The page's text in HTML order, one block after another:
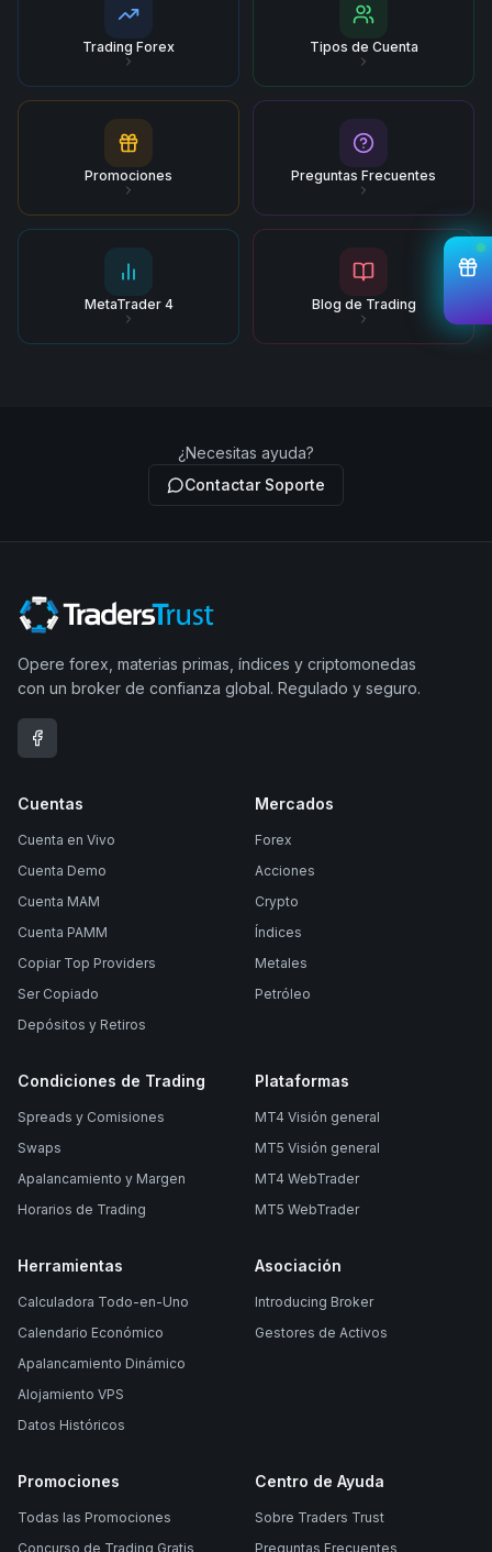
Trading Forex Tipos de Cuenta
Promociones Preguntas Frecuentes
MetaTrader 4 Blog de Trading
¿Necesitas ayuda?
Contactar Soporte
Opere forex, materias primas, índices y criptomonedas
con un broker de confianza global. Regulado y seguro.
Cuentas
Cuenta en Vivo
Cuenta Demo
Cuenta MAM
Cuenta PAMM
Copiar Top Providers
Ser Copiado
Depósitos y Retiros
Mercados
Forex
Acciones
Crypto
Índices
Metales
Petróleo
Condiciones de Trading
Spreads y Comisiones
Swaps
Apalancamiento y Margen
Horarios de Trading
Plataformas
MT4 Visión general
MT5 Visión general
MT4 WebTrader
MT5 WebTrader
Herramientas
Calculadora Todo-en-Uno
Calendario Económico
Apalancamiento Dinámico
Alojamiento VPS
Datos Históricos
Asociación
Introducing Broker
Gestores de Activos
Promociones
Todas las Promociones
Concurso de Trading Gratis
Centro de Ayuda
Sobre Traders Trust
Preguntas Frecuentes